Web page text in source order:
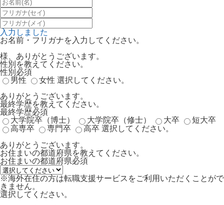
入力しました
お名前・フリガナを入力してください。
様、ありがとうございます。
性別を教えてください。
性別 必須
男性
女性 選択してください。
ありがとうございます。
最終学歴を教えてください。
最終学歴必須
大学院卒（博士）
大学院卒（修士） 大卒
短大卒
高専卒
専門卒 高卒 選択してください。
ありがとうございます。
お住まいの都道府県を教えてください。
お住まいの都道府県必須
※海外在住の方は転職支援サービスをご利用いただくことがで
きません。
選択してください。